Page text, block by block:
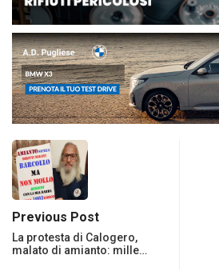
Previous Post
La protesta di Calogero,
malato di amianto: mille…